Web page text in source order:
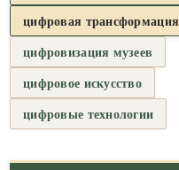
цифровая трансформация
цифровизация музеев
цифровое искусство
цифровые технологии